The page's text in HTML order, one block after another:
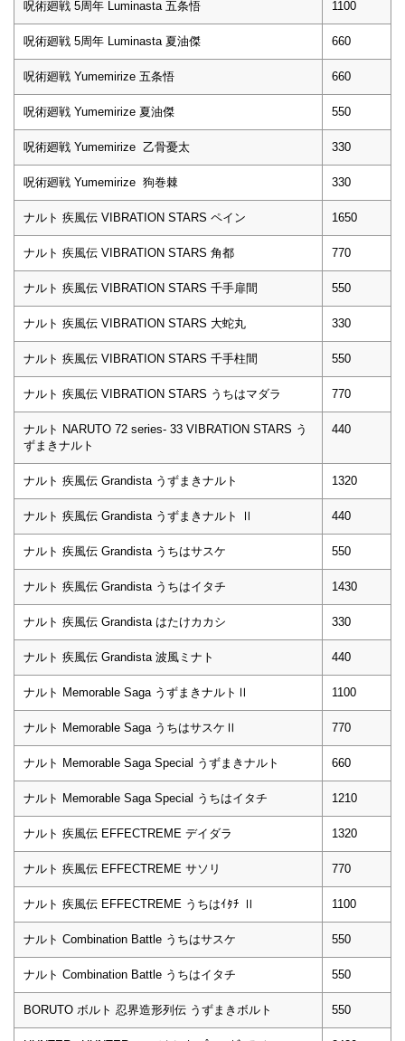
呪術廻戦 5周年 Luminasta 五条悟 1100
呪術廻戦 5周年 Luminasta 夏油傑 660
呪術廻戦 Yumemirize 五条悟 660
呪術廻戦 Yumemirize 夏油傑 550
呪術廻戦 Yumemirize 乙骨憂太 330
呪術廻戦 Yumemirize 狗巻棘 330
ナルト 疾風伝 VIBRATION STARS ペイン 1650
ナルト 疾風伝 VIBRATION STARS 角都 770
ナルト 疾風伝 VIBRATION STARS 千手扉間 550
ナルト 疾風伝 VIBRATION STARS 大蛇丸 330
ナルト 疾風伝 VIBRATION STARS 千手柱間 550
ナルト 疾風伝 VIBRATION STARS うちはマダラ 770
ナルト NARUTO 72 series- 33 VIBRATION STARS う
ずまきナルト
440
ナルト 疾風伝 Grandista うずまきナルト 1320
ナルト 疾風伝 Grandista うずまきナルト Ⅱ 440
ナルト 疾風伝 Grandista うちはサスケ 550
ナルト 疾風伝 Grandista うちはイタチ 1430
ナルト 疾風伝 Grandista はたけカカシ 330
ナルト 疾風伝 Grandista 波風ミナト 440
ナルト Memorable Saga うずまきナルトⅡ 1100
ナルト Memorable Saga うちはサスケⅡ 770
ナルト Memorable Saga Special うずまきナルト 660
ナルト Memorable Saga Special うちはイタチ 1210
ナルト 疾風伝 EFFECTREME デイダラ 1320
ナルト 疾風伝 EFFECTREME サソリ 770
ナルト 疾風伝 EFFECTREME うちはｲﾀﾁ Ⅱ 1100
ナルト Combination Battle うちはサスケ 550
ナルト Combination Battle うちはイタチ 550
BORUTO ボルト 忍界造形列伝 うずまきボルト 550